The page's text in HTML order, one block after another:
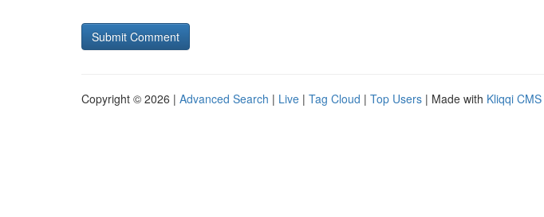
Copyright © 2026 | Advanced Search | Live | Tag Cloud | Top Users | Made with Kliqqi CMS